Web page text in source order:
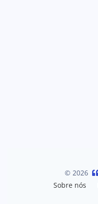
© 2026
Sobre nós